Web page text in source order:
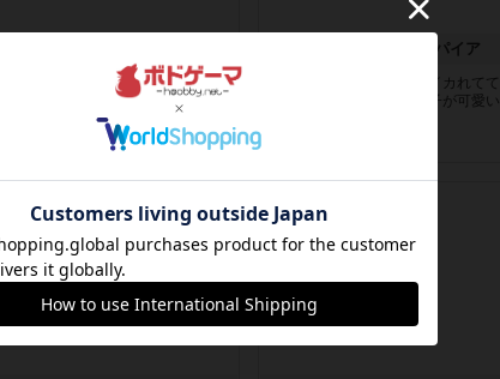
超有名映画「バックトゥーザフュー
チャー」1作目の世界をプレイヤー
5年以上前 の投稿
カップケーキ エンパイア
まず街の設定がちょっとイカれてて
好きです。ジャケの女の子が可愛い